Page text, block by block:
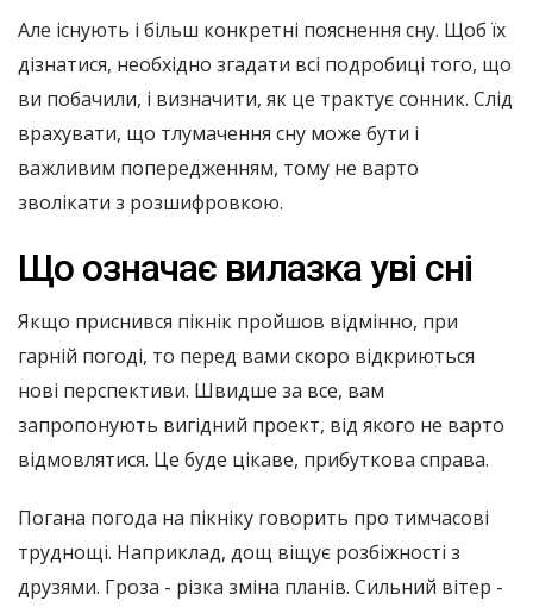
Але існують і більш конкретні пояснення сну. Щоб їх
дізнатися, необхідно згадати всі подробиці того, що
ви побачили, і визначити, як це трактує сонник. Слід
врахувати, що тлумачення сну може бути і
важливим попередженням, тому не варто
зволікати з розшифровкою.
Що означає вилазка уві сні
Якщо приснився пікнік пройшов відмінно, при
гарній погоді, то перед вами скоро відкриються
нові перспективи. Швидше за все, вам
запропонують вигідний проект, від якого не варто
відмовлятися. Це буде цікаве, прибуткова справа.
Погана погода на пікніку говорить про тимчасові
труднощі. Наприклад, дощ віщує розбіжності з
друзями. Гроза - різка зміна планів. Сильний вітер -